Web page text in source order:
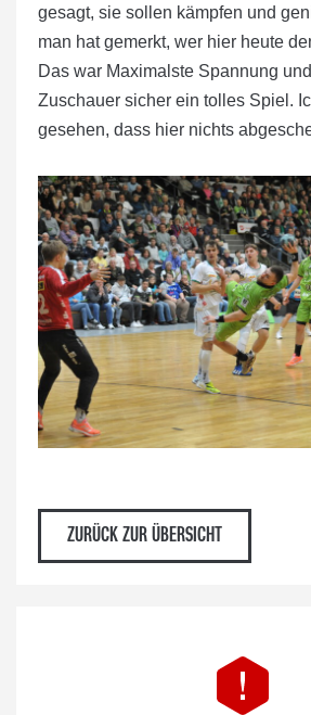
gesagt, sie sollen kämpfen und
man hat gemerkt, wer hier heute
Das war Maximalste Spannung
Zuschauer sicher ein tolles Spiel.
gesehen, dass hier nichts
ZURÜCK ZUR ÜBERSICHT